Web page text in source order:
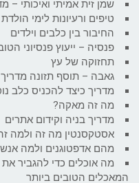
שמן זית אמיתי ואיכותי –
טיפים ורעיונות לימי
החיבור בין כלבים וילדים
פנסיה – ייעוץ פנסיוני
תחזוקה של עץ
גאבה – תוסף תזונה
מדריך כיצד להכניס כלב
מה זה מאקה?
מדריך בניה וקידום אתרים
אסטקסנטין מה זה ולמה
מהם אדפטוגנים ולמה
המאכלים הטובים ביותר